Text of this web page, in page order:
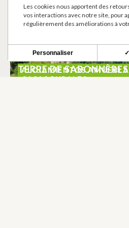
ALOJAMIENTOS
CASAS RURALES
LA FERME D’ODETTE
POUCHARRAMET
ALOJAMIENTOS
CASAS RURALES
TERRE DE SABONNÈRES
Les cookies nous apportent des
vos interactions avec notre site, pour
régulièrement des améliorations à
Personnaliser